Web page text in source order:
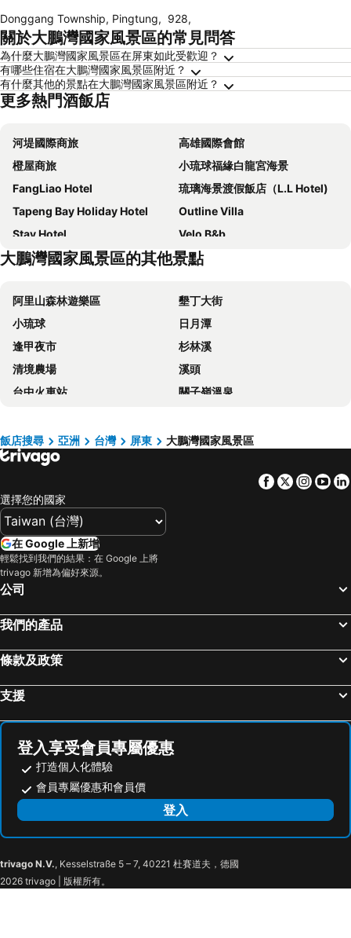
Donggang Township, Pingtung, 928,
關於大鵬灣國家風景區的常見問答
為什麼大鵬灣國家風景區在屏東如此受歡迎？
有哪些住宿在大鵬灣國家風景區附近？
有什麼其他的景點在大鵬灣國家風景區附近？
更多熱門酒飯店
河堤國際商旅
高雄國際會館
橙屋商旅
小琉球福緣白龍宮海景
FangLiao Hotel
琉璃海景渡假飯店（L.L Hotel)
Tapeng Bay Holiday Hotel
Outline Villa
Stay Hotel
Velo B&b
河堤漫旅 東琉暮沐
Dong Gang Li Yuan Homestay
Miao Fu Homestay
SEAVIEW-SHOY B&B
Jia Lin Homestay
I Live
Amalfi Homestay
Gin Jian Business
Donggang Neptune Hall
東立方旅宿-East Cube B&B
Ecotourism skim month B & B
東港大益火車民宿
TK Happiness 168 B&B
Hotian Inn
Xiang Hai Wan
Ship House
河堤漫旅 - 東琉暮沐 MUMU Donggang
Eafeng Home
Duo Yuan Hua B&B
Garden Seasons Motel
Jophina
True-FDs Inn
Xilaifangqicheluguan
夏之嶼海景包棟民宿
大鵬灣國家風景區的其他景點
阿里山森林遊樂區
墾丁大街
小琉球
日月潭
逢甲夜市
杉林溪
清境農場
溪頭
台中火車站
關子嶺溫泉
高雄巨蛋捷運站
台南火車站
駁二藝術特區
高雄左營高鐵站
高雄瑞豐夜市
台東車站
高雄夢時代購物中心
奧萬大森林遊樂區
花蓮海洋公園
高雄小港國際機場
高雄美麗島捷運站
嘉義高鐵站
東海藝術商圈
高雄義大世界
旭海大草原
高雄市立美術館
高雄85大樓
車城福安宮
集集火車站
大鵬灣國家風景區
高雄技擊館
高雄文化中心
高雄新光碼頭海洋之心
飯店搜尋 亞洲 台灣 屏東 大鵬灣國家風景區
Facebook
Twitter
選擇您的國家
在 Google 上新增
輕鬆找到我們的結果：在 Google 上將
trivago 新增為偏好來源。
公司
我們的產品
條款及政策
支援
登入享受會員專屬優惠
打造個人化體驗
會員專屬優惠和會員價
登入
trivago N.V., Kesselstraße 5 – 7, 40221 杜賽道夫，德國
2026 trivago | 版權所有。